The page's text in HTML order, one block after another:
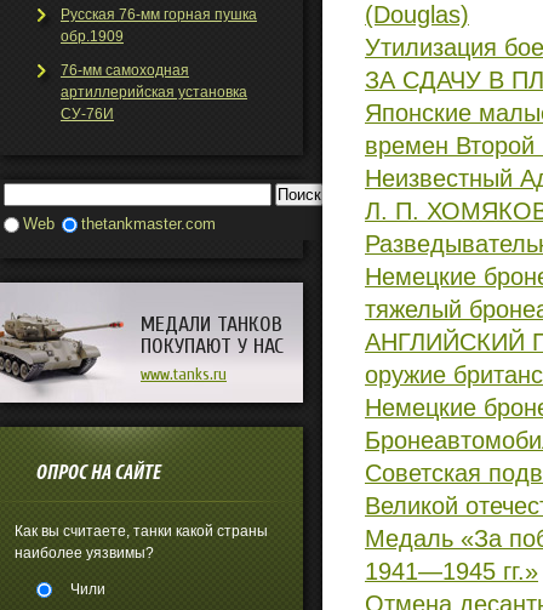
Русская 76-мм горная пушка
обр.1909
76-мм самоходная
артиллерийская установка
СУ-76И
Web thetankmaster.com
МЕДАЛИ ТАНКОВ
ПОКУПАЮТ У НАС
www.tanks.ru
ОПРОС НА САЙТЕ
Как вы считаете, танки какой страны
наиболее уязвимы?
Чили
(Douglas)
Утилизация
ЗА СДАЧУ В
Японские
времен
Неизвестный
Л. П.
Немецкие
тяжелый
АНГЛИЙСКИЙ
оружие
Немецкие
Советская
Великой
Медаль «За
1941—1945 гг.»
Отмена